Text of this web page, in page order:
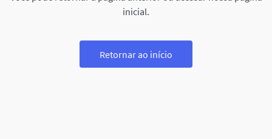
inicial.
Retornar ao início